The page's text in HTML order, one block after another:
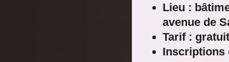
Lieu :
avenue de
Tarif : gratuit
Inscriptions